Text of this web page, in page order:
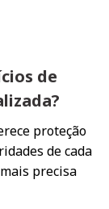
de
proteção
de cada
precisa